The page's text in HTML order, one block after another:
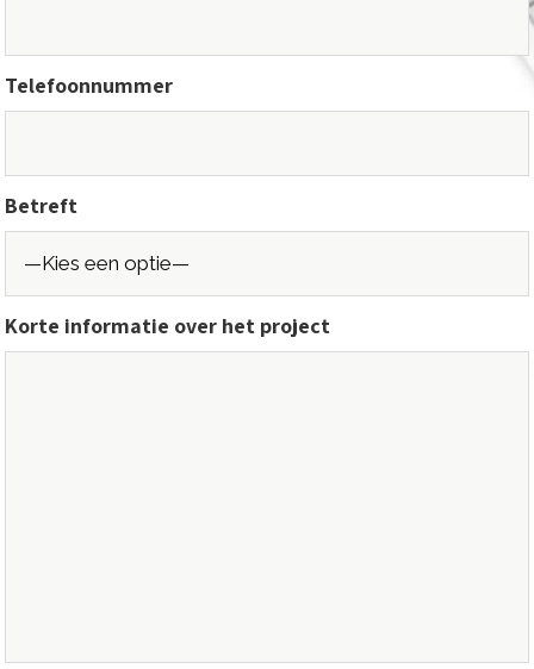
Telefoonnummer
Betreft
Korte informatie over het project